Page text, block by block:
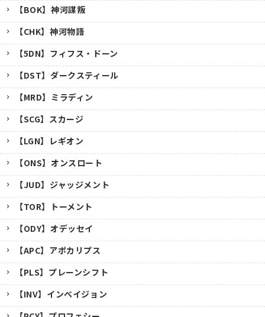
【BOK】神河謀叛
【CHK】神河物語
【5DN】フィフス・ドーン
【DST】ダークスティール
【MRD】ミラディン
【SCG】スカージ
【LGN】レギオン
【ONS】オンスロート
【JUD】ジャッジメント
【TOR】トーメント
【ODY】オデッセイ
【APC】アポカリプス
【PLS】プレーンシフト
【INV】インベイジョン